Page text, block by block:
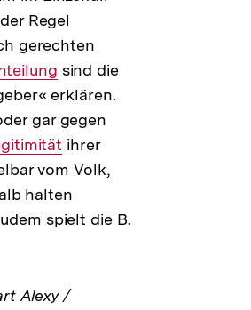
Regel
gerechten
sind dieInterner
erklären.
gar gegen
ihrer
vom Volk,
halten
spielt die B.
Alexy /